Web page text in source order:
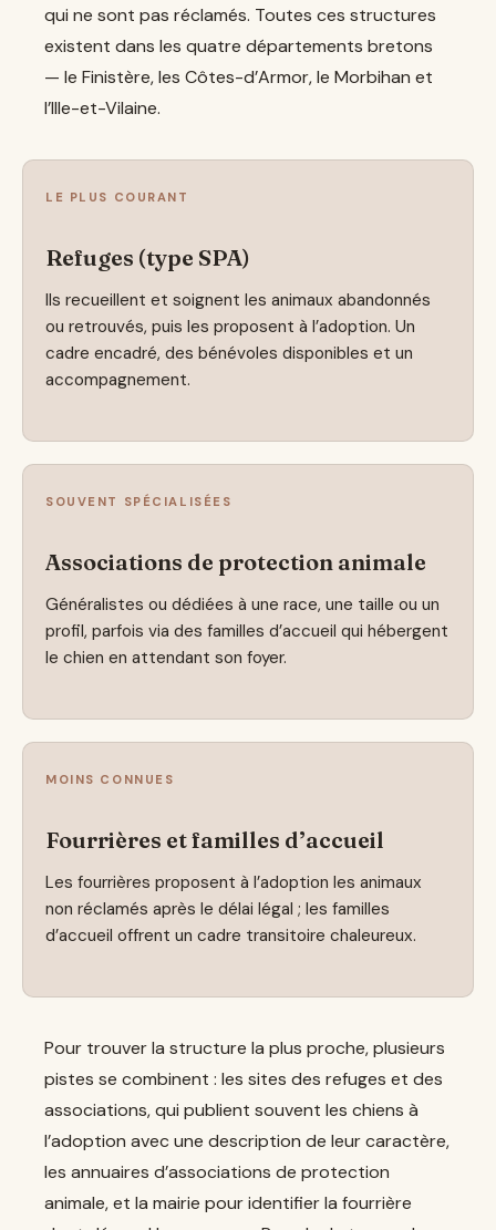
qui ne sont pas réclamés. Toutes ces structures
existent dans les quatre départements bretons
— le Finistère, les Côtes-d’Armor, le Morbihan et
l’Ille-et-Vilaine.
LE PLUS COURANT
Refuges (type SPA)
Ils recueillent et soignent les animaux abandonnés
ou retrouvés, puis les proposent à l’adoption. Un
cadre encadré, des bénévoles disponibles et un
accompagnement.
SOUVENT SPÉCIALISÉES
Associations de protection animale
Généralistes ou dédiées à une race, une taille ou un
profil, parfois via des familles d’accueil qui hébergent
le chien en attendant son foyer.
MOINS CONNUES
Fourrières et familles d’accueil
Les fourrières proposent à l’adoption les animaux
non réclamés après le délai légal ; les familles
d’accueil offrent un cadre transitoire chaleureux.
Pour trouver la structure la plus proche, plusieurs
pistes se combinent : les sites des refuges et des
associations, qui publient souvent les chiens à
l’adoption avec une description de leur caractère,
les annuaires d’associations de protection
animale, et la mairie pour identifier la fourrière